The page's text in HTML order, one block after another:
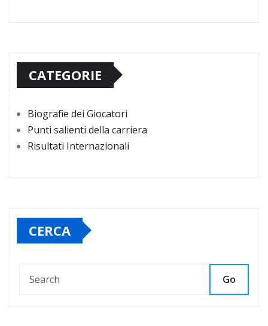
CATEGORIE
Biografie dei Giocatori
Punti salienti della carriera
Risultati Internazionali
CERCA
Go